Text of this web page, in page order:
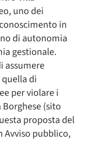
uno dei
in
di autonomia
gestionale.
assumere
di
per violare i
(sito
proposta del
Avviso pubblico,